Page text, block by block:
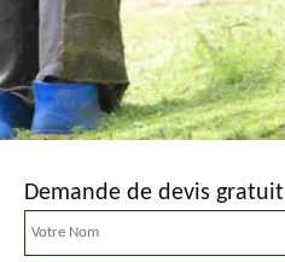
Demande de devis gratuit